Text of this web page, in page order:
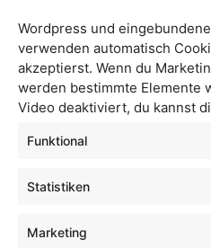
Wordpress und
verwenden automatisch
akzeptierst. Wenn du
werden bestimmte Elemente
Video deaktiviert, du kannst
Funktional
Statistiken
Marketing
Haferflocken lose